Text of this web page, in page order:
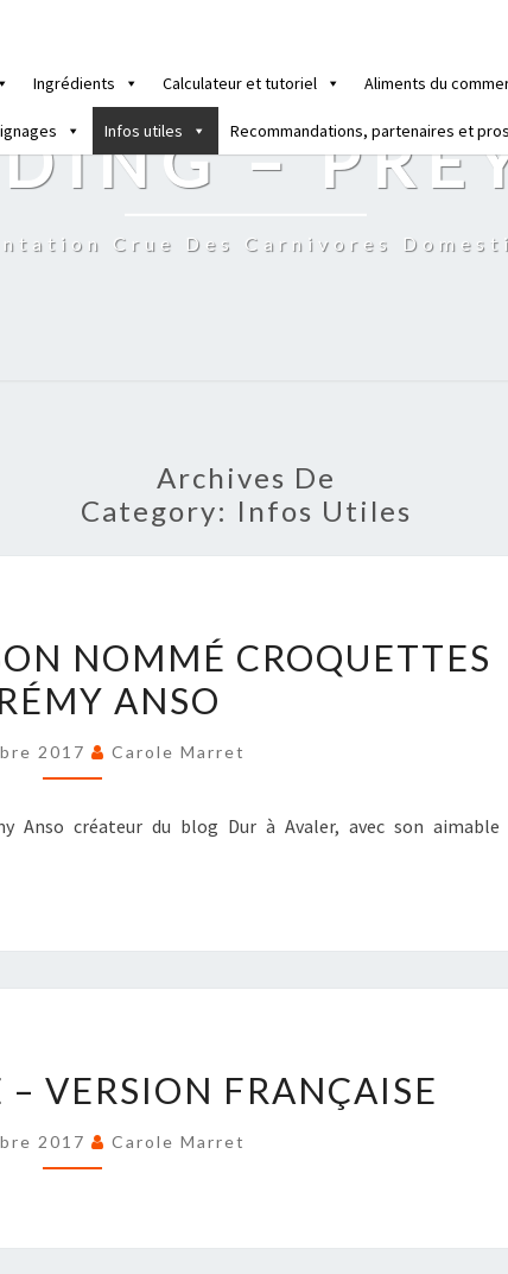
Ingrédients Calculateur et tutoriel Aliments du
Infos utiles Recommandations, partenaires et pros
–
Crue Des Carnivores
Archives De
Category: Infos Utiles
CE
NOMMÉ
CROQUETTES
–
NOMMÉ CROQUETTES
ANSO
2017 Carole Marret
Anso créateur du blog Dur à Avaler, avec son aimable
LONSDALE
VERSION
VERSION FRANÇAISE
2017 Carole Marret